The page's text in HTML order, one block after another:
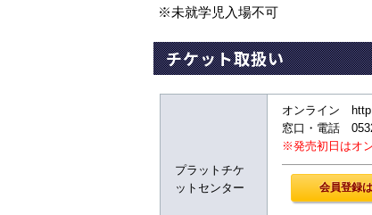
※未就学児入場不可
チケット取扱い
プラットチケ
ットセンター
オンライン
窓口・電話
※発売初日はオ